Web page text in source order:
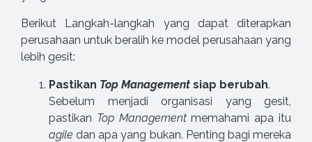
Berikut Langkah-langkah yang dapat diterapkan
perusahaan untuk beralih ke model perusahaan yang
lebih gesit:
Pastikan Top Management siap berubah.
Sebelum menjadi organisasi yang gesit,
pastikan Top Managementmemahami apa itu
agile dan apa yang bukan. Penting bagi mereka